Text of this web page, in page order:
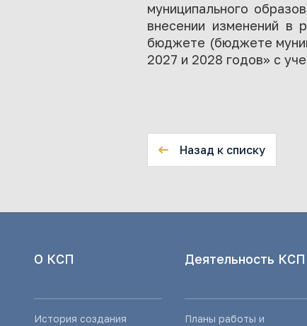
муниципального
внесении изменений
бюджете (бюджете
2027 и 2028 годов» с
Назад к списку
О КСП
История создания
Деятельность КСП
Планы работы и